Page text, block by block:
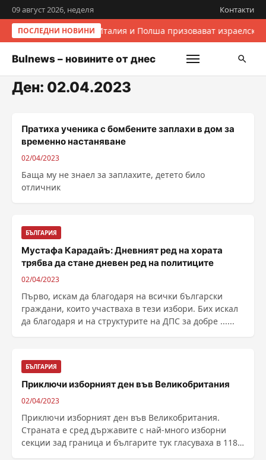
09 август 2026, неделя Контакти
ПОСЛЕДНИ НОВИНИ Италия и Полша призовават
Bulnews – новините от днес
Ден: 02.04.2023
Пратиха ученика с бомбените заплахи в дом за
временно настаняване
02/04/2023
Баща му не знаел за заплахите, детето било
отличник
БЪЛГАРИЯ
Мустафа Карадайъ: Дневният ред на хората
трябва да стане дневен ред на политиците
02/04/2023
Първо, искам да благодаря на всички български
граждани, които участваха в тези избори. Бих искал
да благодаря и на структурите на ДПС за добре ......
БЪЛГАРИЯ
Приключи изборният ден във Великобритания
02/04/2023
Приключи изборният ден във Великобритания.
Страната е сред държавите с най-много изборни
секции зад граница и българите тук гласуваха в 118